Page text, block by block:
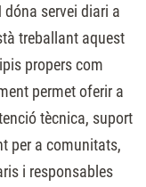
dóna servei diari a
treballant aquest
propers com
permet oferir a
tècnica, suport
per a comunitats,
i responsables